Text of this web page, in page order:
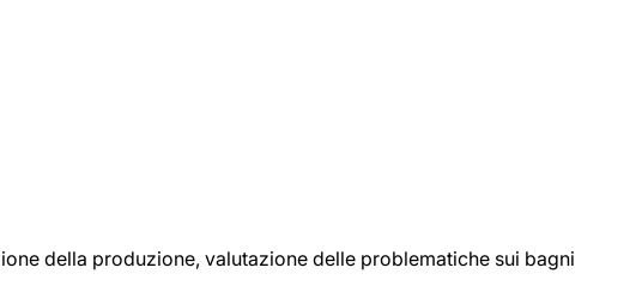
della produzione, valutazione delle problematiche sui bagni